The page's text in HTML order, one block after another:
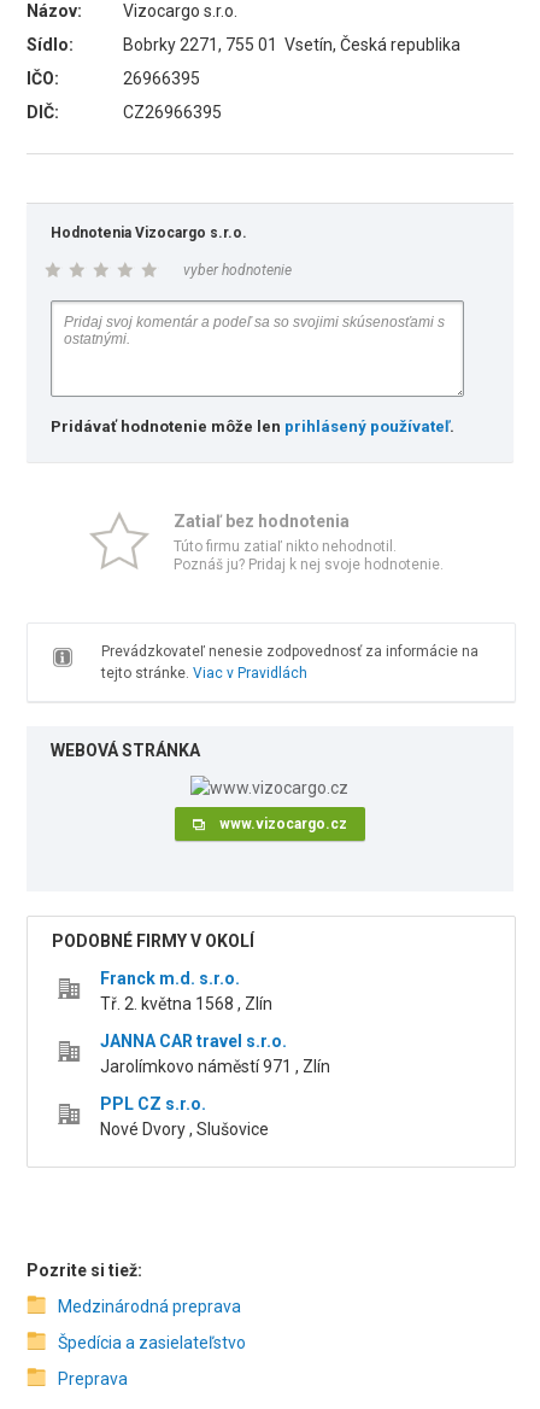
Názov:
Vizocargo s.r.o.
Sídlo:
Bobrky 2271, 755 01 Vsetín, Česká republika
IČO:
26966395
DIČ:
CZ26966395
Hodnotenia Vizocargo s.r.o.
vyber hodnotenie
Pridávať hodnotenie môže len prihlásený používateľ.
Zatiaľ bez hodnotenia
Túto firmu zatiaľ nikto nehodnotil.
Poznáš ju? Pridaj k nej svoje hodnotenie.
Prevádzkovateľ nenesie zodpovednosť za informácie na
tejto stránke. Viac v Pravidlách
WEBOVÁ STRÁNKA
www.vizocargo.cz
PODOBNÉ FIRMY V OKOLÍ
Franck m.d. s.r.o.
Tř. 2. května 1568 , Zlín
JANNA CAR travel s.r.o.
Jarolímkovo náměstí 971 , Zlín
PPL CZ s.r.o.
Nové Dvory , Slušovice
Pozrite si tiež:
Medzinárodná preprava
Špedícia a zasielateľstvo
Preprava